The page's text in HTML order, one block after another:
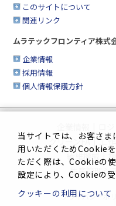
このサイトについて
関連リンク
ムラテックフロンティア株式
企業情報
採用情報
個人情報保護方針
クリーンFA | 工
繊維機械 |
生産管理シ
プライバシーポリ
当サイトでは、お客さ
用いただくためCookie
ただく際は、Cookieの
設定により、Cookieの受
クッキーの利用について